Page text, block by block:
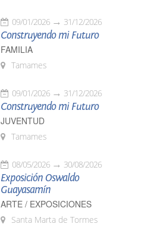
09/01/2026 31/12/2026
Construyendo mi Futuro
FAMILIA
Tamames
09/01/2026 31/12/2026
Construyendo mi Futuro
JUVENTUD
Tamames
08/05/2026 30/08/2026
Exposición Oswaldo
Guayasamín
ARTE / EXPOSICIONES
Santa Marta de Tormes